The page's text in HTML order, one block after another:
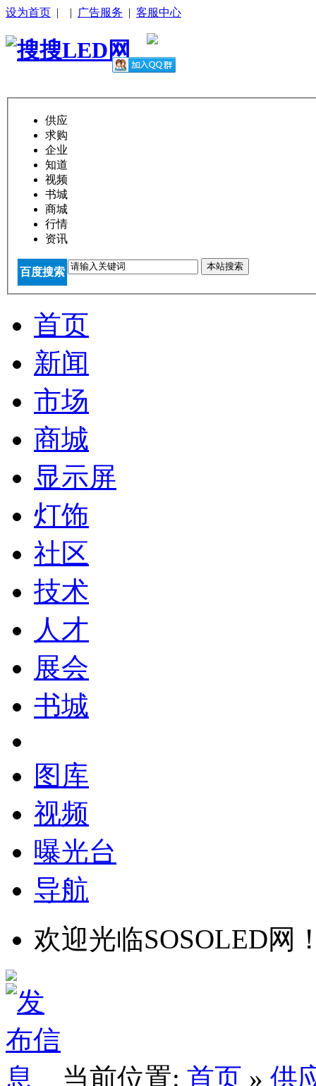
设为首页 | | 广告服务 | 客服中心
供应
求购
企业
知道
视频
书城
商城
行情
资讯
百度搜索 本站搜索
首页
新闻
市场
商城
显示屏
灯饰
社区
技术
人才
展会
书城
图库
视频
曝光台
导航
欢迎光临SOSOLED网
当前位置: 首页 » 供